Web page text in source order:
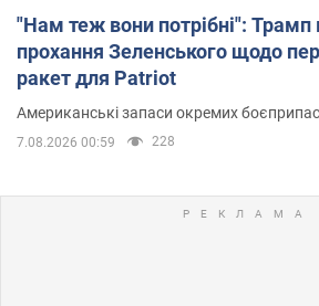
"Нам теж вони потрібні": Трамп
прохання Зеленського щодо
ракет для Patriot
Американські запаси окремих
7.08.2026 00:59 228